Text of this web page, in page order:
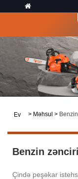
Ev > Məhsul >
Benzin
Çində peşəkar